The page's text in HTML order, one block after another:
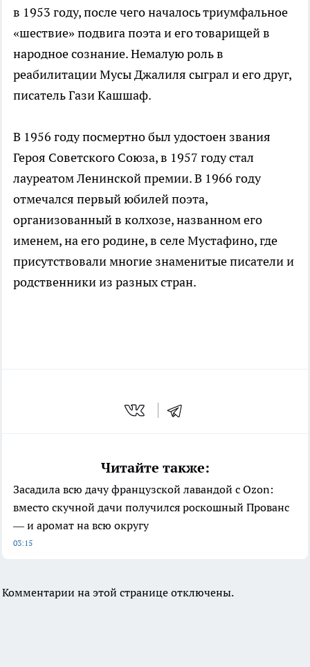
в 1953 году, после чего началось триумфальное
«шествие» подвига поэта и его товарищей в
народное сознание. Немалую роль в
реабилитации Мусы Джалиля сыграл и его друг,
писатель Гази Кашшаф.
В 1956 году посмертно был удостоен звания
Героя Советского Союза, в 1957 году стал
лауреатом Ленинской премии. В 1966 году
отмечался первый юбилей поэта,
организованный в колхозе, названном его
именем, на его родине, в селе Мустафино, где
присутствовали многие знаменитые писатели и
родственники из разных стран.
Читайте также:
Засадила всю дачу французской лавандой с Ozon:
вместо скучной дачи получился роскошный Прованс
— и аромат на всю округу
03:15
Комментарии на этой странице отключены.